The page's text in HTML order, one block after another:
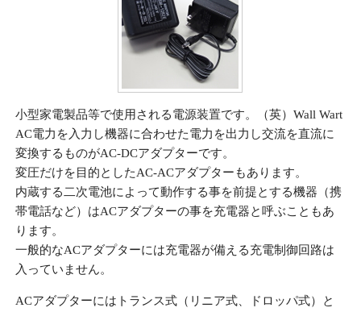
小型家電製品等で使用される電源装置です。（英）Wall Wart
AC電力を入力し機器に合わせた電力を出力し交流を直流に
変換するものがAC-DCアダプターです。
変圧だけを目的としたAC-ACアダプターもあります。
内蔵する二次電池によって動作する事を前提とする機器（携
帯電話など）はACアダプターの事を充電器と呼ぶこともあ
ります。
一般的なACアダプターには充電器が備える充電制御回路は
入っていません。
ACアダプターにはトランス式（リニア式、ドロッパ式）と